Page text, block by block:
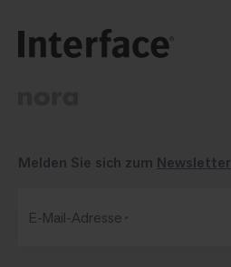
Melden Sie sich zum Newsletter
E-Mail-Adresse